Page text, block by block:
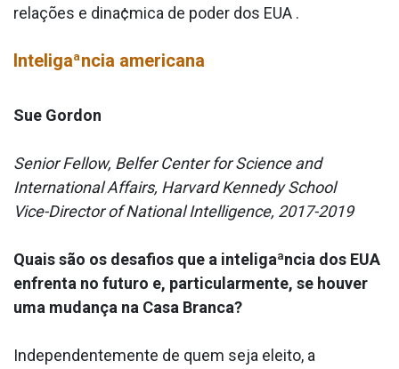
relações e dina¢mica de poder dos EUA .
Inteligaªncia americana
Sue Gordon
Senior Fellow, Belfer Center for Science and
International Affairs, Harvard Kennedy School
Vice-Director of National Intelligence, 2017-2019
Quais são os desafios que a inteligaªncia dos EUA
enfrenta no futuro e, particularmente, se houver
uma mudança na Casa Branca?
Independentemente de quem seja eleito, a